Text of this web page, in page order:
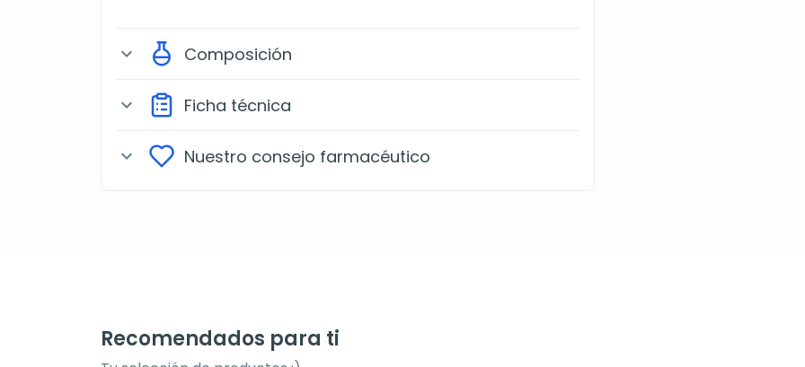
expand_more Composición
expand_more Ficha técnica
expand_more Nuestro consejo farmacéutico
Recomendados para ti